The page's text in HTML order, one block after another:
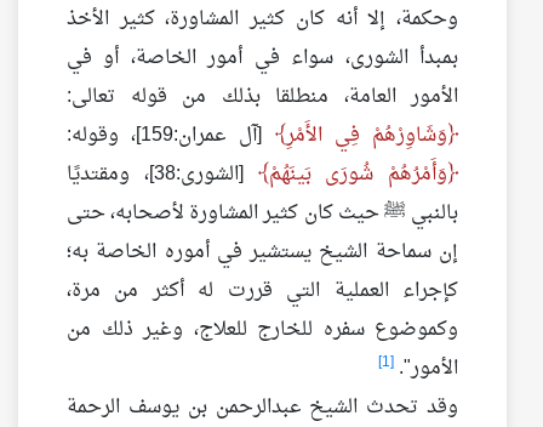
وحكمة، إلا أنه كان كثير المشاورة، كثير الأخذ
بمبدأ الشورى، سواء في أمور الخاصة، أو في
الأمور العامة، منطلقا بذلك من قوله تعالى:
وَشَاوِرْهُمْ فِي الأَمْرِ
[آل عمران:159]، وقوله:
وَأَمْرُهُمْ شُورَى بَينَهُمْ
[الشورى:38]، ومقتديًا
بالنبي ﷺ حيث كان كثير المشاورة لأصحابه، حتى
إن سماحة الشيخ يستشير في أموره الخاصة به؛
كإجراء العملية التي قررت له أكثر من مرة،
وكموضوع سفره للخارج للعلاج، وغير ذلك من
الأمور". [1]
وقد تحدث الشيخ عبدالرحمن بن يوسف الرحمة